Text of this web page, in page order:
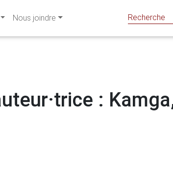
Nous joindre
: